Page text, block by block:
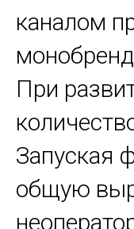
каналом
При
Запуская
общую